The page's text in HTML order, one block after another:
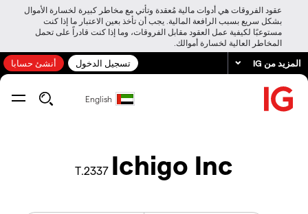
عقود الفروقات هي أدوات مالية مُعقدة وتأتي مع مخاطر كبيرة لخسارة الأموال
بشكل سريع بسبب الرافعة المالية. يجب أن تأخذ بعين الاعتبار ما إذا كنت
مستوعبًا لكيفية عمل العقود مقابل الفروقات، وما إذا كنت قادراً على تحمل
المخاطر العالية لخسارة أموالك.
المزيد من IG تسجيل الدخول أنشئ حسابا
English
Ichigo Inc
2337.T